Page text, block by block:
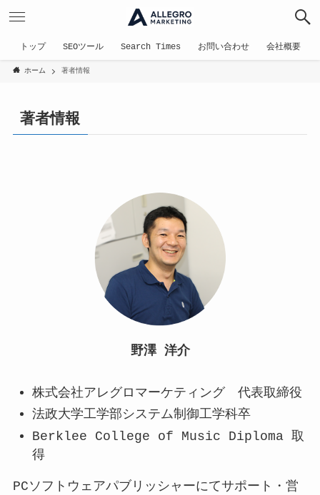
トップ SEOツール Search Times お問い合わせ 会社概要
ホーム 著者情報
著者情報
野澤 洋介
株式会社アレグロマーケティング 代表取締役
法政大学工学部システム制御工学科卒
Berklee College of Music Diploma 取
得
PCソフトウェアパブリッシャーにてサポート・営